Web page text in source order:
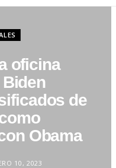
oficina
de
Obama
10, 2023